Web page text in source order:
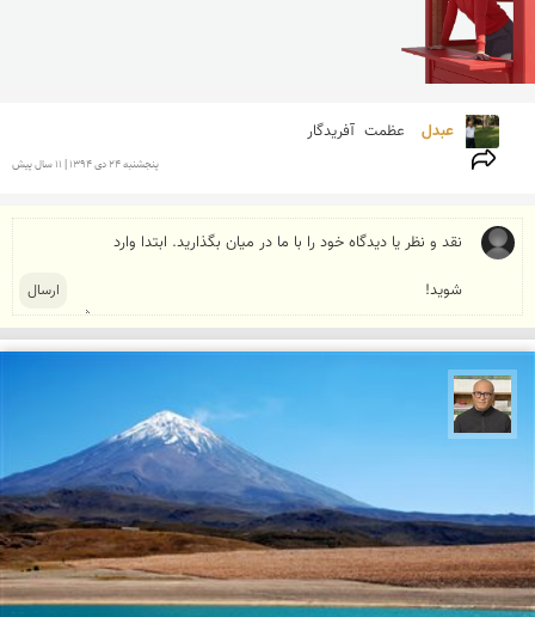
عبدل عظمت  آفریدگار
پنجشنبه 24 دی 1394 | 11 سال پیش